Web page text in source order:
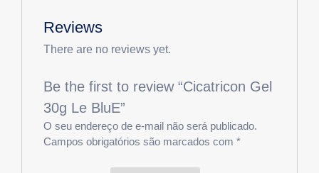
Reviews
There are no reviews yet.
Be the first to review “Cicatricon Gel
30g Le BluE”
O seu endereço de e-mail não será publicado.
Campos obrigatórios são marcados com *